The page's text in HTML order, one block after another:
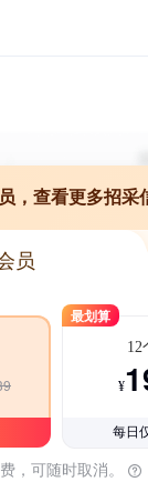
，查看更多招采
员
最划算
12
¥
每日
，可随时取消。